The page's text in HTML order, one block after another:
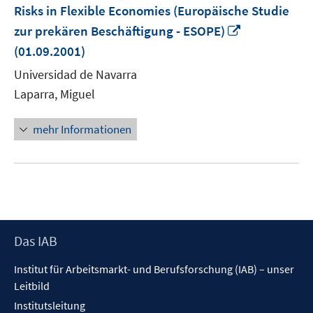
Risks in Flexible Economies (Europäische Studie
zur prekären Beschäftigung - ESOPE)
(01.09.2001)
Universidad de Navarra
Laparra, Miguel
mehr Informationen
Footer
Das IAB
Institut für Arbeitsmarkt- und Berufsforschung (IAB) – unser
Leitbild
Institutsleitung